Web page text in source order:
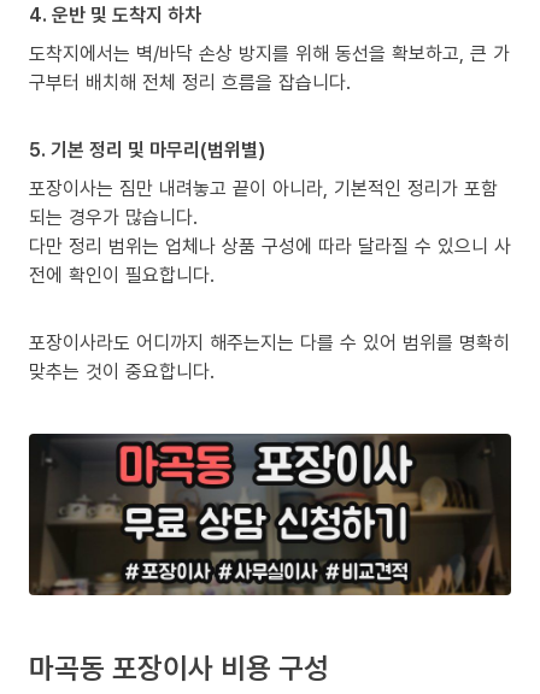
4. 운반 및 도착지 하차
도착지에서는 벽/바닥 손상 방지를 위해 동선을 확보하고, 큰 가
구부터 배치해 전체 정리 흐름을 잡습니다.
5. 기본 정리 및 마무리(범위별)
포장이사는 짐만 내려놓고 끝이 아니라, 기본적인 정리가 포함
되는 경우가 많습니다.
다만 정리 범위는 업체나 상품 구성에 따라 달라질 수 있으니 사
전에 확인이 필요합니다.
포장이사라도 어디까지 해주는지는 다를 수 있어 범위를 명확히
맞추는 것이 중요합니다.
마곡동 포장이사 비용 구성